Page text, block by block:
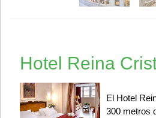
Hotel Reina
El Hotel
300 metros